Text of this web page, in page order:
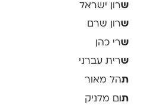
שרון ישראל
שרון שרם
שרי כהן
שרית עברני
תהל מאור
תום מלניק